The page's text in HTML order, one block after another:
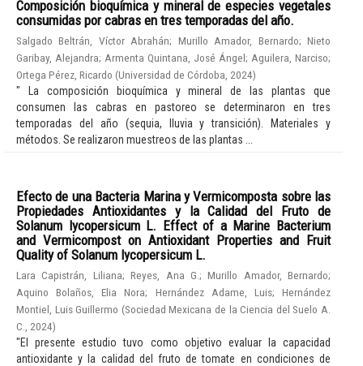
Composición bioquímica y mineral de especies vegetales
consumidas por cabras en tres temporadas del año.
Salgado Beltrán, Víctor Abrahán; Murillo Amador, Bernardo;Nieto
Garibay, Alejandra; Armenta Quintana, José Ángel; Aguilera, Narciso;
Ortega Pérez, Ricardo (Universidad de Córdoba 2024)
" La composición bioquímica y mineral de las plantas que
consumen las cabras en pastoreo se determinaron en tres
temporadas del año (sequia, lluvia y transición). Materiales y
métodos. Se realizaron muestreos de las plantas ...
Efecto de una Bacteria Marina y Vermicomposta sobre las
Propiedades Antioxidantes y la Calidad del Fruto de
Solanum lycopersicum L. Effect of a Marine Bacterium
and Vermicompost on Antioxidant Properties and Fruit
Quality of Solanum lycopersicum L.
Lara Capistrán, Liliana;Reyes, Ana G. ;Murillo Amador, Bernardo;
Aquino Bolaños, Elia Nora; Hernández Adame, Luis;Hernández
Montiel, Luis Guillermo (Sociedad Mexicana de la Ciencia del Suelo A.
C.
2024)
"El presente estudio tuvo como objetivo evaluar la capacidad
antioxidante y la calidad del fruto de tomate en condiciones de